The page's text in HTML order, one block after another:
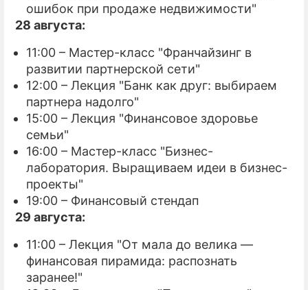
ошибок при продаже недвижимости"
28 августа:
11:00 – Мастер-класс "Франчайзинг в
развитии партнерской сети"
12:00 – Лекция "Банк как друг: выбираем
партнера надолго"
15:00 – Лекция "Финансовое здоровье
семьи"
16:00 – Мастер-класс "Бизнес-
лаборатория. Выращиваем идеи в бизнес-
проекты"
19:00 – Финансовый стендап
29 августа:
11:00 – Лекция "От мала до велика —
финансовая пирамида: распознать
заранее!"